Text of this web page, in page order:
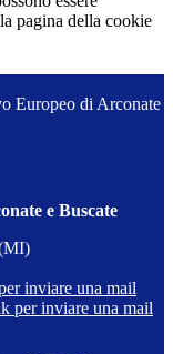
pagina della cookie
Europeo di Arconate
e Buscate
inviare una mail
per inviare una mail